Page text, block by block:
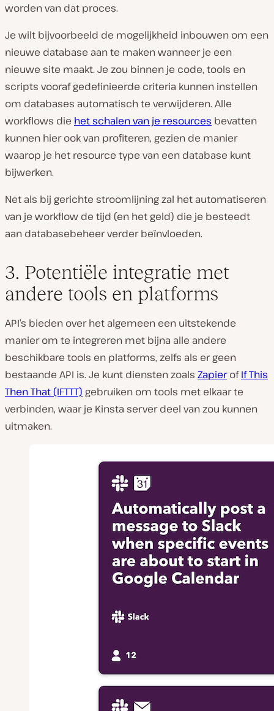
worden van dat proces.
Je wilt bijvoorbeeld de mogelijkheid inbouwen om een
nieuwe database aan te maken wanneer je een
nieuwe site maakt. Je zou binnen je code, tools en
scripts vooraf gedefinieerde criteria kunnen instellen
om databases automatisch te verwijderen. Alle
workflows die het schalen van je resources bevatten
kunnen hier ook van profiteren, gezien de manier
waarop je het resource type van een database kunt
bijwerken.
Net als bij gerichte stroomlijning zal het automatiseren
van je workflow de tijd (en het geld) die je besteedt
aan databasebeheer verder beïnvloeden.
3. Potentiële integratie met
andere tools en platforms
API’s bieden over het algemeen een uitstekende
manier om te integreren met bijna alle andere
beschikbare tools en platforms, zelfs als er geen
bestaande API is. Je kunt diensten zoals ZapierofIf This
Then That (IFTTT) gebruiken om tools met elkaar te
verbinden, waar je Kinsta server deel van zou kunnen
uitmaken.